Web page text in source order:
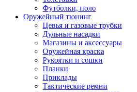
Футболки, поло
Оружейный тюнинг
Цевья и газовые трубки
Дульные насадки
Магазины и аксессуары
Оружейная краска
Рукоятки и сошки
Планки
Приклады
Тактические ремни